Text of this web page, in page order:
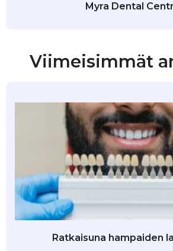
Myra Dental
Viimeisimmät
Ratkaisuna hampaiden